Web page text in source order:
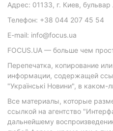
Адрес: 01133, г. Киев,
Телефон: +38 044 207 45 54
E-mail: info@focus.ua
FOCUS.UA — больше чем
Перепечатка, копирование
информации, содержащей
"Українські Новини", в
Все материалы, которые
ссылкой на агентство
дальнейшему